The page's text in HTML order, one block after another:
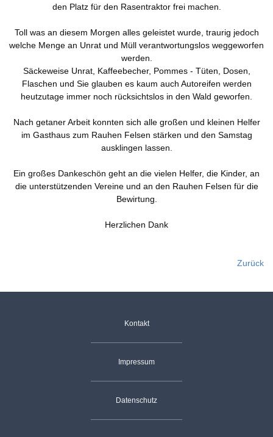
den Platz für den Rasentraktor frei machen.
Toll was an diesem Morgen alles geleistet wurde, traurig jedoch
welche Menge an Unrat und Müll verantwortungslos weggeworfen
werden.
Säckeweise Unrat, Kaffeebecher, Pommes - Tüten, Dosen,
Flaschen und Sie glauben es kaum auch Autoreifen werden
heutzutage immer noch rücksichtslos in den Wald geworfen.
Nach getaner Arbeit konnten sich alle großen und kleinen Helfer
im Gasthaus zum Rauhen Felsen stärken und den Samstag
ausklingen lassen.
Ein großes Dankeschön geht an die vielen Helfer, die Kinder, an
die unterstützenden Vereine und an den Rauhen Felsen für die
Bewirtung.
Herzlichen Dank
Zurück
Kontakt
Impressum
Datenschutz